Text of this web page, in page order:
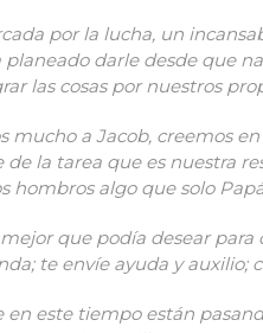
por la lucha, un
darle desde que
las cosas por nuestros
mucho a Jacob, creemos
de la tarea que es nuestra
hombros algo que solo
que podía desear para
te envíe ayuda y auxilio;
en este tiempo están